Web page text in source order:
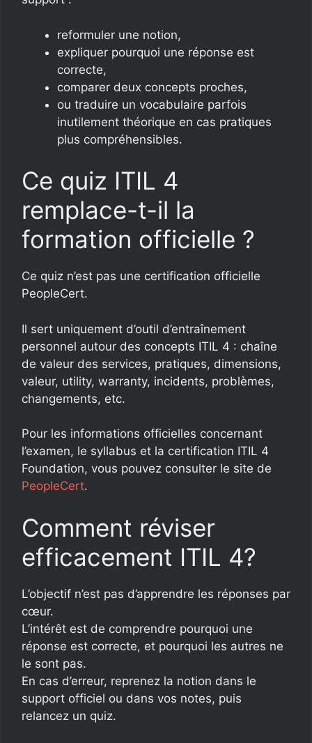
reformuler une notion,
expliquer pourquoi une réponse est
correcte,
comparer deux concepts proches,
ou traduire un vocabulaire parfois
inutilement théorique en cas pratiques
plus compréhensibles.
Ce quiz ITIL 4
remplace-t-il la
formation officielle ?
Ce quiz n’est pas une certification officielle
PeopleCert.
Il sert uniquement d’outil d’entraînement
personnel autour des concepts ITIL 4 : chaîne
de valeur des services, pratiques, dimensions,
valeur, utility, warranty, incidents, problèmes,
changements, etc.
Pour les informations officielles concernant
l’examen, le syllabus et la certification ITIL 4
Foundation, vous pouvez consulter le site de
PeopleCert.
Comment réviser
efficacement ITIL 4?
L’objectif n’est pas d’apprendre les réponses par
cœur.
L’intérêt est de comprendre pourquoi une
réponse est correcte, et pourquoi les autres ne
le sont pas.
En cas d’erreur, reprenez la notion dans le
support officiel ou dans vos notes, puis
relancez un quiz.